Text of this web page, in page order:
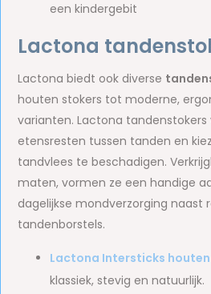
een kindergebit
Lactona
Lactona biedt ook diverse
houten stokers tot moderne,
varianten. Lactona tandenstokers
etensresten tussen tanden en
tandvlees te beschadigen.
maten, vormen ze een handige
dagelijkse mondverzorging naast
tandenborstels.
Lactona Intersticks
klassiek, stevig en natuurlijk.